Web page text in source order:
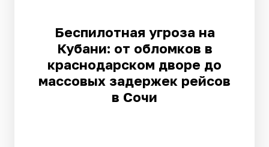
Беспилотная угроза на
Кубани: от обломков в
краснодарском дворе до
массовых задержек рейсов
в Сочи